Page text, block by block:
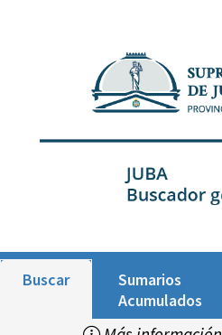
Buscar
Sumarios
Acumulados